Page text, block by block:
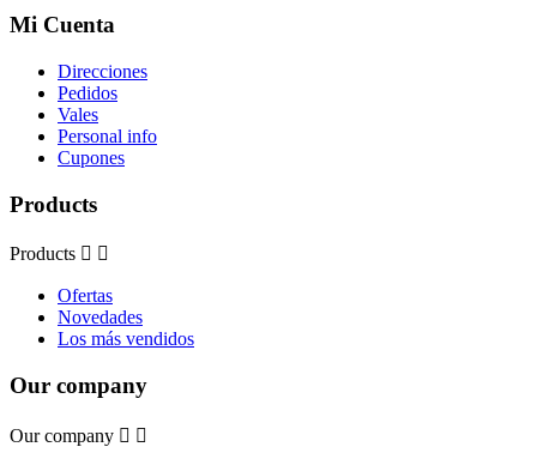
Mi Cuenta
Direcciones
Pedidos
Vales
Personal info
Cupones
Products
Products  
Ofertas
Novedades
Los más vendidos
Our company
Our company  